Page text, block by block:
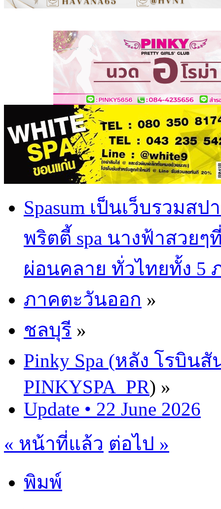
Spasum เป็นเว็บรวม
พริตตี้ spa นางฟ้าสวย
ผ่อนคลาย ทั่วไทยทั้ง 5
ภาคตะวันออก »
ชลบุรี »
Pinky Spa (หลัง โรบิน
PINKYSPA_PR) »
Update • 22 June 2026
« หน้าที่แล้ว ต่อไป »
พิมพ์